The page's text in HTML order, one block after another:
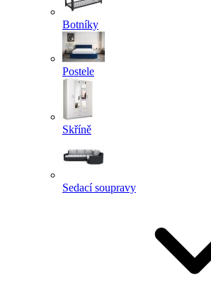
Botníky
Postele
Skříně
Sedací soupravy